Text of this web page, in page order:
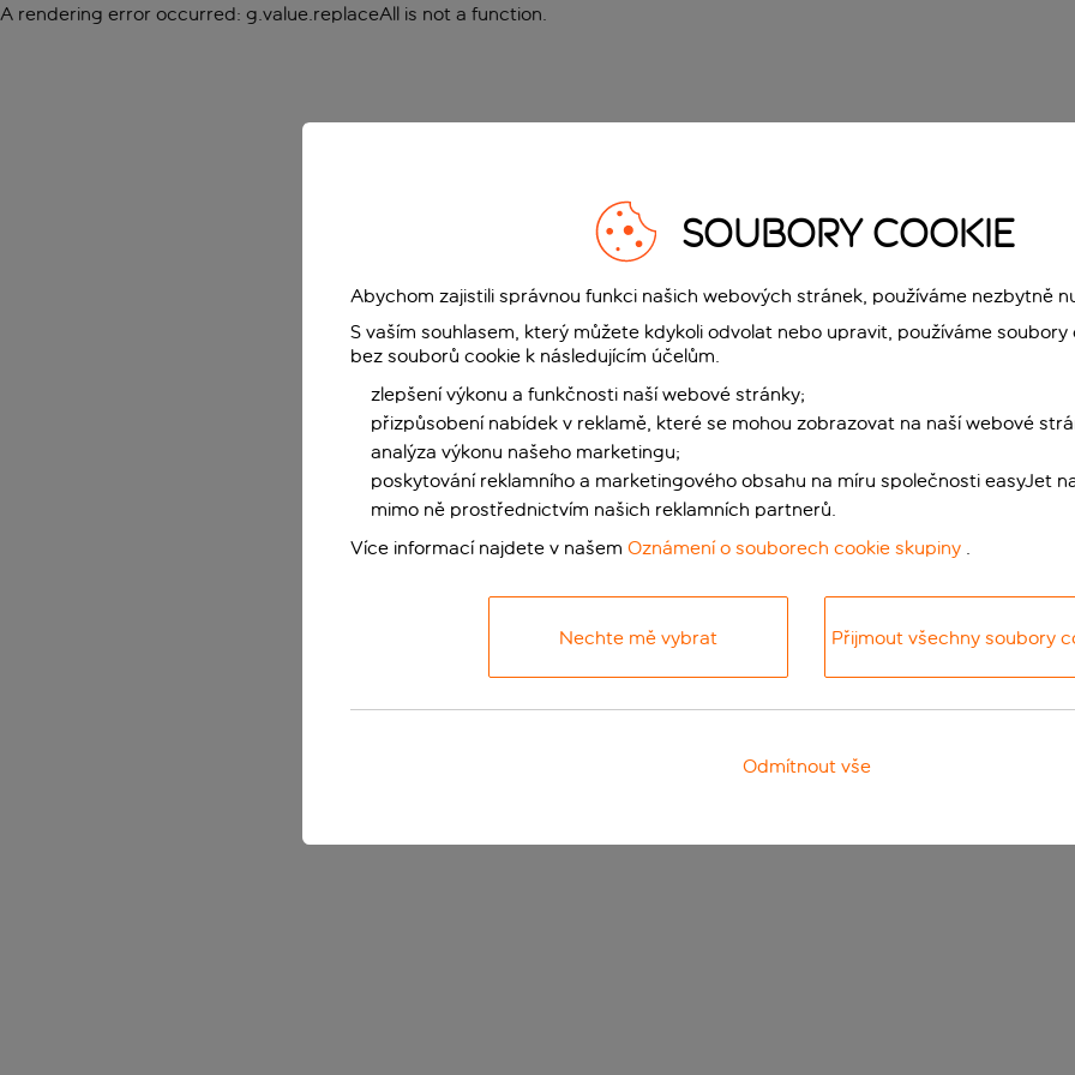
A rendering error occurred: g.value.replaceAll is not a function.
SOUBORY COOKIE
Abychom zajistili správnou funkci našich webových stránek, používáme nezbytně
S vaším souhlasem, který můžete kdykoli odvolat nebo upravit, používáme
bez souborů cookie k následujícím účelům.
zlepšení výkonu a funkčnosti naší webové stránky;
přizpůsobení nabídek v reklamě, které se mohou zobrazovat na naší webové
analýza výkonu našeho marketingu;
poskytování reklamního a marketingového obsahu na míru společnosti easyJet
mimo ně prostřednictvím našich reklamních partnerů.
Více informací najdete v našem Oznámení o souborech cookie skupiny .
Nechte mě vybrat Přijmout všechny soubory
Odmítnout vše